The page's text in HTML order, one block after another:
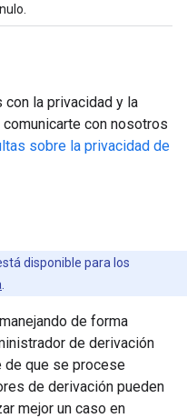
la privacidad y la
con nosotros
sobre la privacidad de
disponible para los
de forma
de derivación
de que se procese
de derivación pueden
mejor un caso en